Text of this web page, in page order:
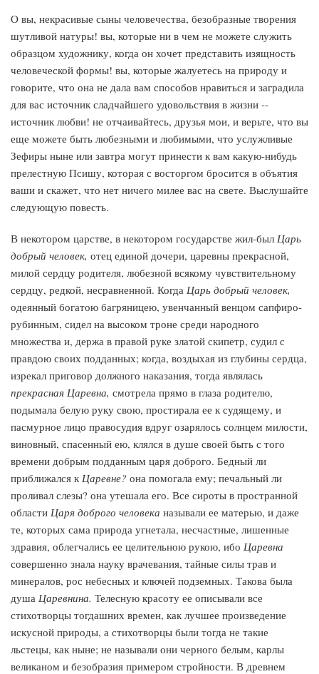
О вы, некрасивые сыны человечества, безобразные творения
шутливой натуры! вы, которые ни в чем не можете служить
образцом художнику, когда он хочет представить изящность
человеческой формы! вы, которые жалуетесь на природу и
говорите, что она не дала вам способов нравиться и заградила
для вас источник сладчайшего удовольствия в жизни --
источник любви! не отчаивайтесь, друзья мои, и верьте, что вы
еще можете быть любезными и любимыми, что услужливые
Зефиры ныне или завтра могут принести к вам какую-нибудь
прелестную Псишу, которая с восторгом бросится в объятия
ваши и скажет, что нет ничего милее вас на свете. Выслушайте
следующую повесть.
В некотором царстве, в некотором государстве жил-был Царь
добрый человек, отец единой дочери, царевны прекрасной,
милой сердцу родителя, любезной всякому чувствительному
сердцу, редкой, несравненной. Когда Царь добрый человек,
одеянный богатою багряницею, увенчанный венцом сапфиро-
рубинным, сидел на высоком троне среди народного
множества и, держа в правой руке златой скипетр, судил с
правдою своих подданных; когда, воздыхая из глубины сердца,
изрекал приговор должного наказания, тогда являлась
прекрасная Царевна, смотрела прямо в глаза родителю,
подымала белую руку свою, простирала ее к судящему, и
пасмурное лицо правосудия вдруг озарялось солнцем милости,
виновный, спасенный ею, клялся в душе своей быть с того
времени добрым подданным царя доброго. Бедный ли
приближался к Царевне? она помогала ему; печальный ли
проливал слезы? она утешала его. Все сироты в пространной
области Царя доброго человека называли ее матерью, и даже
те, которых сама природа угнетала, несчастные, лишенные
здравия, облегчались ее целительною рукою, ибо Царевна
совершенно знала науку врачевания, тайные силы трав и
минералов, рос небесных и ключей подземных. Такова была
душа Царевнина. Телесную красоту ее описывали все
стихотворцы тогдашних времен, как лучшее произведение
искусной природы, а стихотворцы были тогда не такие
льстецы, как ныне; не называли они черного белым, карлы
великаном и безобразия примером стройности. В древнем